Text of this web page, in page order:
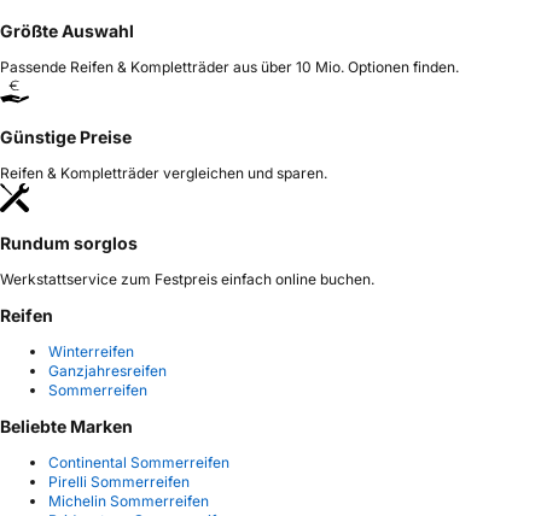
Größte Auswahl
Passende Reifen & Kompletträder aus über 10 Mio. Optionen finden.
Günstige Preise
Reifen & Kompletträder vergleichen und sparen.
Rundum sorglos
Werkstattservice zum Festpreis einfach online buchen.
Reifen
Winterreifen
Ganzjahresreifen
Sommerreifen
Beliebte Marken
Continental Sommerreifen
Pirelli Sommerreifen
Michelin Sommerreifen